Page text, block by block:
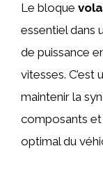
Le bloque
essentiel dans
de puissance
vitesses.
maintenir la
composants
optimal du